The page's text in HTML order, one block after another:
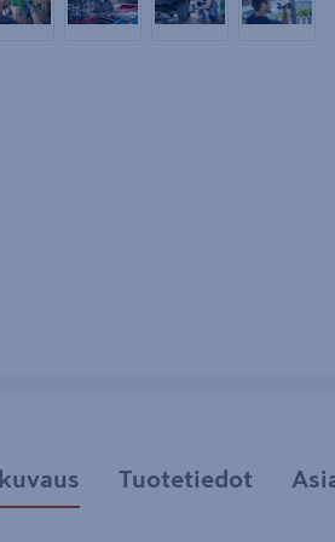
1
Tuotekuva 2Tuotekuva 3Tuotekuva 4
Tuotetiedot